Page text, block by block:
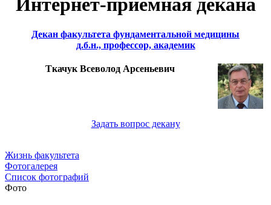
Интернет-приемная декана
Декан факультета фундаментальной медицины
д.б.н., профессор, академик
Ткачук Всеволод Арсеньевич
Задать вопрос декану
Жизнь факультета
Фотогалерея
Список фотографий
Фото